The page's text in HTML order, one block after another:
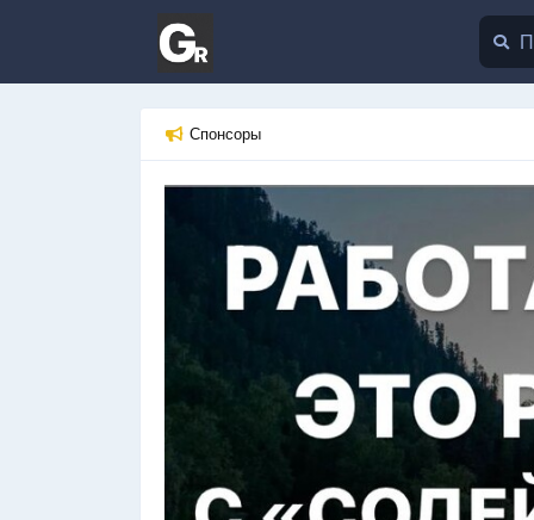
Спонсоры